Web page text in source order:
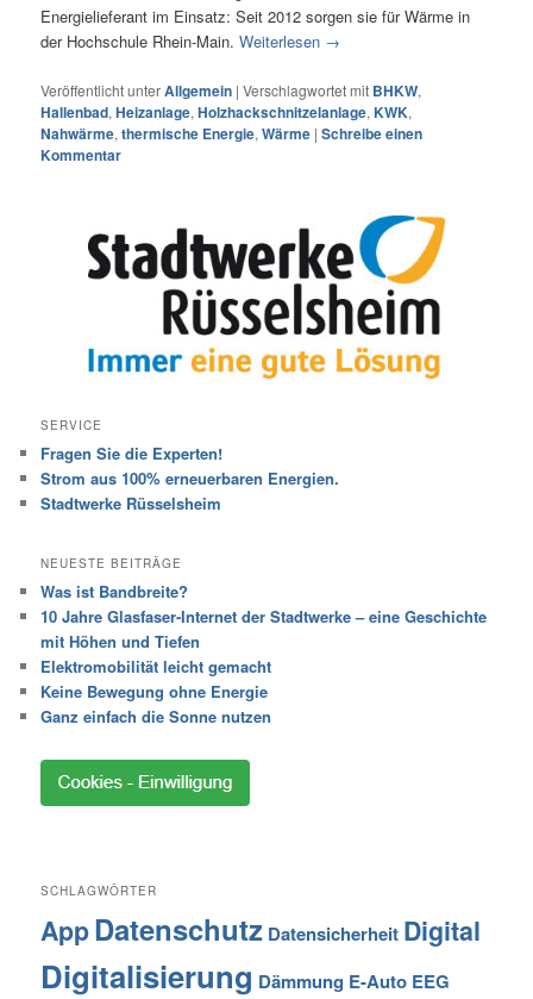
Energielieferant im Einsatz: Seit 2012 sorgen sie für Wärme in
der Hochschule Rhein-Main.Weiterlesen →
Veröffentlicht unterAllgemein |Verschlagwortet mit BHKW,
Hallenbad,Heizanlage,Holzhackschnitzelanlage,KWK,
Nahwärme,thermische Energie,Wärme |Schreibe einen
Kommentar
SERVICE
Fragen Sie die Experten!
Strom aus 100% erneuerbaren Energien.
Stadtwerke Rüsselsheim
NEUESTE BEITRÄGE
Was ist Bandbreite?
10 Jahre Glasfaser-Internet der Stadtwerke – eine Geschichte
mit Höhen und Tiefen
Elektromobilität leicht gemacht
Keine Bewegung ohne Energie
Ganz einfach die Sonne nutzen
SCHLAGWÖRTER
AppDatenschutz Datensicherheit Digital
Digitalisierung Dämmung E-Auto EEG